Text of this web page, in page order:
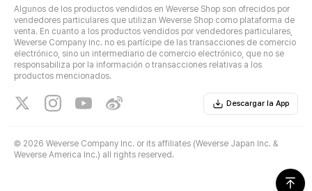
Algunos de los productos vendidos en Weverse Shop son ofrecidos por
vendedores particulares que utilizan Weverse Shop como plataforma de
venta. En cuanto a los productos vendidos por vendedores particulares,
Weverse Company Inc. no es partícipe de las transacciones de comercio
electrónico, sino un intermediario de comercio electrónico, que no se
responsabiliza por la información o transacciones relativas a los
productos mencionados.
Descargar la App
© 2026 Weverse Company Inc. or its affiliates (Weverse Japan Inc. &
Weverse America Inc.) all rights reserved.